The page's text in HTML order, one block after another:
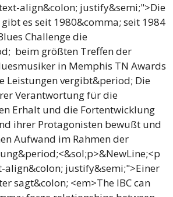
align&colon; justify&semi;">Die
es seit 1980&comma; seit 1984
Challenge die
beim größten Treffen der
in Memphis TN Awards
Leistungen vergibt&period; Die
Verantwortung für die
Erhalt und die Fortentwicklung
ihrer Protagonisten bewußt und
Aufwand im Rahmen der
align&colon; justify&semi;">Einer
sagt&colon; <em>The IBC can